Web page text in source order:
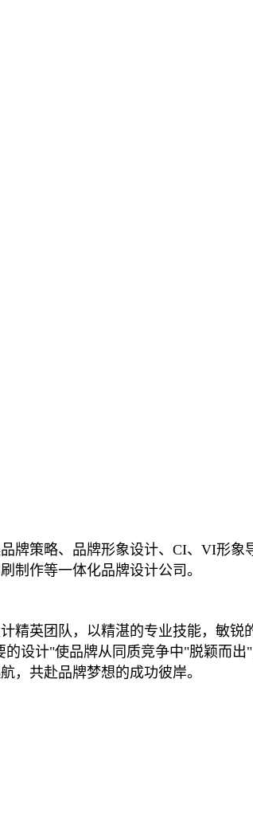
牌策略、品牌形象设计、CI、VI形
制作等一体化品牌设计公司。
精英团队，以精湛的专业技能，敏
设计"使品牌从同质竞争中"脱颖而
，共赴品牌梦想的成功彼岸。